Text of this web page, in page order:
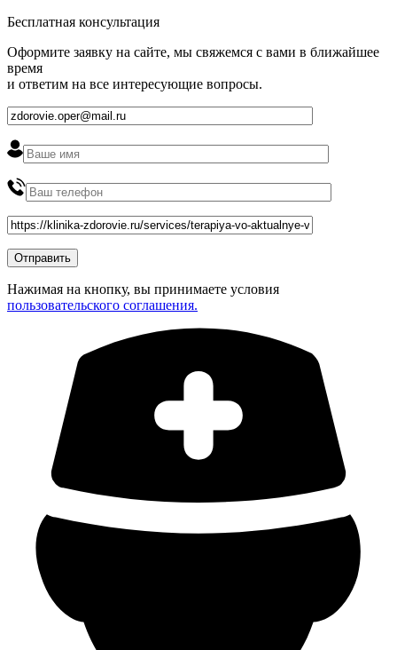
Бесплатная консультация
Оформите заявку на сайте, мы свяжемся с вами в ближайшее
время
и ответим на все интересующие вопросы.
Нажимая на кнопку, вы принимаете условия
пользовательского соглашения.